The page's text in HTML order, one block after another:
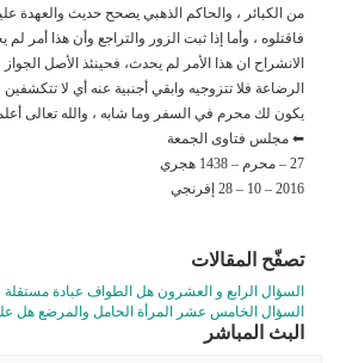
من الكبائر ، والحاكم الذهبي يصحح حديث والعهدة
فاقتلوه ، وأما إذا ثبت الزور والتراجع وأن هذا أمر
الانشراح ان هذا الأمر لم يحدث، فحينئذ الأصل
الرضاعة فلا تتزوجيه وابقي أجنبية عنه أي لا تتكشفين
يكون لك محرم في السفر وما شابه ، والله تعالى
⬅ مجلس فتاوى الجمعة
27 – محرم – 1438 هجري
2016 – 10 – 28 إفرنجي
تصفّح المقالات
السؤال الرابع و العشرون هل الطواف عبادة مستقلة
السؤال الخامس عشر المرأة الحامل والمرضع هل
البث المباشر